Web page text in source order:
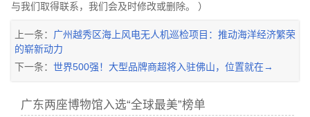
与我们取得联系，我们会及时修改或删除。 ）
上一条： 广州越秀区海上风电无人机巡检项目：推动海洋经济繁荣
的崭新动力
下一条： 世界500强！大型品牌商超将入驻佛山，位置就在→
广东两座博物馆入选“全球最美”榜单